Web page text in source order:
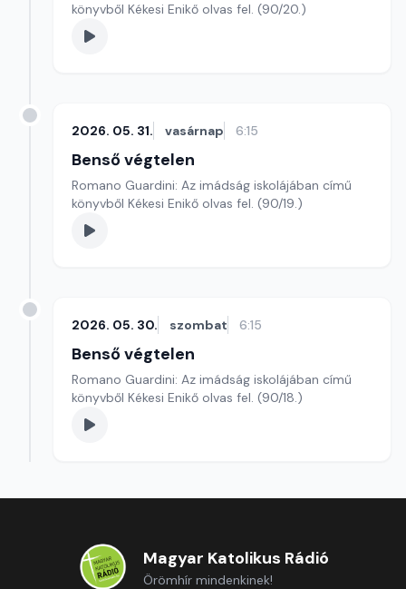
könyvből Kékesi Enikő olvas fel. (90/20.)
2026. 05. 31. vasárnap 6:15
Benső végtelen
Romano Guardini: Az imádság iskolájában című
könyvből Kékesi Enikő olvas fel. (90/19.)
2026. 05. 30. szombat 6:15
Benső végtelen
Romano Guardini: Az imádság iskolájában című
könyvből Kékesi Enikő olvas fel. (90/18.)
Magyar Katolikus Rádió
Örömhír mindenkinek!